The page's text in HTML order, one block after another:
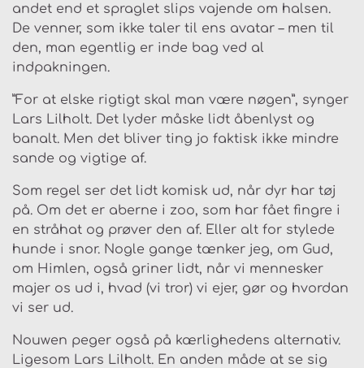
andet end et spraglet slips vajende om halsen.
De venner, som ikke taler til ens avatar – men til
den, man egentlig er inde bag ved al
indpakningen.
”For at elske rigtigt skal man være nøgen”, synger
Lars Lilholt. Det lyder måske lidt åbenlyst og
banalt. Men det bliver ting jo faktisk ikke mindre
sande og vigtige af.
Som regel ser det lidt komisk ud, når dyr har tøj
på. Om det er aberne i zoo, som har fået fingre i
en stråhat og prøver den af. Eller alt for stylede
hunde i snor. Nogle gange tænker jeg, om Gud,
om Himlen, også griner lidt, når vi mennesker
majer os ud i, hvad (vi tror) vi ejer, gør og hvordan
vi ser ud.
Nouwen peger også på kærlighedens alternativ.
Ligesom Lars Lilholt. En anden måde at se sig